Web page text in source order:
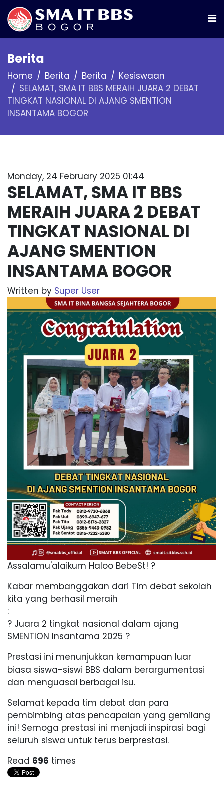
Berita
Home Berita Berita
Kesiswaan
SELAMAT, SMA IT BBS MERAIH JUARA 2 DEBAT
TINGKAT NASIONAL DI AJANG SMENTION
INSANTAMA BOGOR
Monday, 24 February 2025 01:44
SELAMAT, SMA IT BBS
MERAIH JUARA 2 DEBAT
TINGKAT NASIONAL DI
AJANG SMENTION
INSANTAMA BOGOR
Written by Super User
Assalamu'alaikum Haloo BebeSt! ?
Kabar membanggakan dari Tim debat sekolah
kita yang berhasil meraih
:
? Juara 2 tingkat nasional dalam ajang
SMENTION Insantama 2025 ?
Prestasi ini menunjukkan kemampuan luar
biasa siswa-siswi BBS dalam berargumentasi
dan menguasai berbagai isu.
Selamat kepada tim debat dan para
pembimbing atas pencapaian yang gemilang
ini! Semoga prestasi ini menjadi inspirasi bagi
seluruh siswa untuk terus berprestasi.
Read 696 times